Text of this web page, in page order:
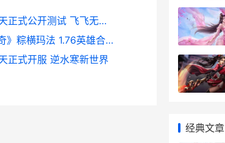
《飞飞：无限宇宙》今天正式公开测试 飞飞无限宇宙官网
1.80英雄合击《热血传奇》粽横玛法 1.76英雄合击版本手游
正式开服 逆水寒新世界
经典文章